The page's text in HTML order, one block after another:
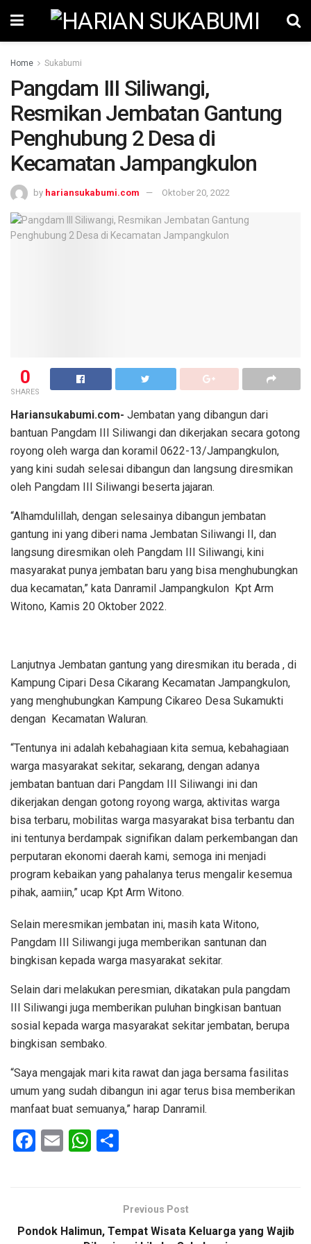
Home Sukabumi
Pangdam III Siliwangi,
Resmikan Jembatan Gantung
Penghubung 2 Desa di
Kecamatan Jampangkulon
by hariansukabumi.com Oktober 20, 2022
0
SHARES
Hariansukabumi.com- Jembatan yang dibangun dari
bantuan Pangdam III Siliwangi dan dikerjakan secara gotong
royong oleh warga dan koramil 0622-13/Jampangkulon,
yang kini sudah selesai dibangun dan langsung diresmikan
oleh Pangdam III Siliwangi beserta jajaran.
“Alhamdulillah, dengan selesainya dibangun jembatan
gantung ini yang diberi nama Jembatan Siliwangi II, dan
langsung diresmikan oleh Pangdam III Siliwangi, kini
masyarakat punya jembatan baru yang bisa menghubungkan
dua kecamatan,” kata Danramil Jampangkulon Kpt Arm
Witono, Kamis 20 Oktober 2022.
Lanjutnya Jembatan gantung yang diresmikan itu berada , di
Kampung Cipari Desa Cikarang Kecamatan Jampangkulon,
yang menghubungkan Kampung Cikareo Desa Sukamukti
dengan Kecamatan Waluran.
“Tentunya ini adalah kebahagiaan kita semua, kebahagiaan
warga masyarakat sekitar, sekarang, dengan adanya
jembatan bantuan dari Pangdam III Siliwangi ini dan
dikerjakan dengan gotong royong warga, aktivitas warga
bisa terbaru, mobilitas warga masyarakat bisa terbantu dan
ini tentunya berdampak signifikan dalam perkembangan dan
perputaran ekonomi daerah kami, semoga ini menjadi
program kebaikan yang pahalanya terus mengalir kesemua
pihak, aamiin,” ucap Kpt Arm Witono.
Selain meresmikan jembatan ini, masih kata Witono,
Pangdam III Siliwangi juga memberikan santunan dan
bingkisan kepada warga masyarakat sekitar.
Selain dari melakukan peresmian, dikatakan pula pangdam
III Siliwangi juga memberikan puluhan bingkisan bantuan
sosial kepada warga masyarakat sekitar jembatan, berupa
bingkisan sembako.
“Saya mengajak mari kita rawat dan jaga bersama fasilitas
umum yang sudah dibangun ini agar terus bisa memberikan
manfaat buat semuanya,” harap Danramil.
F
o
E
W
A
ePrevious Post
Pondok Halimun, Tempat Wisata Keluarga yang Wajib